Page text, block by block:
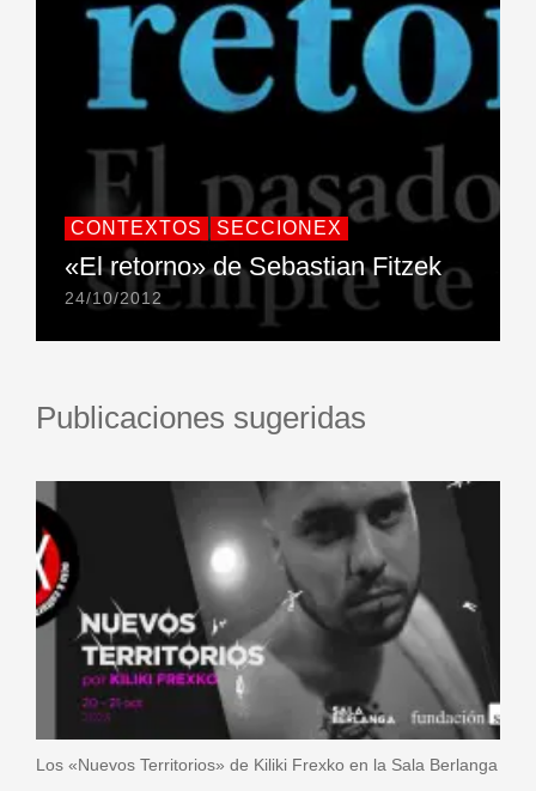
CONTEXTOS SECCIONEX
«El retorno» de Sebastian Fitzek
24/10/2012
Publicaciones sugeridas
Los «Nuevos Territorios» de Kiliki Frexko en la Sala Berlanga